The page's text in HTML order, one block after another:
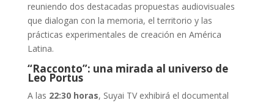
reuniendo dos destacadas propuestas audiovisuales
que dialogan con la memoria, el territorio y las
prácticas experimentales de creación en América
Latina.
“Racconto”: una mirada al universo de
Leo Portus
A las 22:30 horas, Suyai TV exhibirá el documental